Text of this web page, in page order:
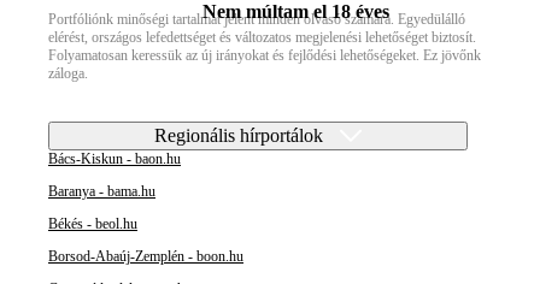
Nem múltam el 18 éves
Portfóliónk minőségi tartalmat jelent minden olvasó számára. Egyedülálló
elérést, országos lefedettséget és változatos megjelenési lehetőséget biztosít.
Folyamatosan keressük az új irányokat és fejlődési lehetőségeket. Ez jövőnk
záloga.
Regionális hírportálok
Bács-Kiskun - baon.hu
Baranya - bama.hu
Békés - beol.hu
Borsod-Abaúj-Zemplén - boon.hu